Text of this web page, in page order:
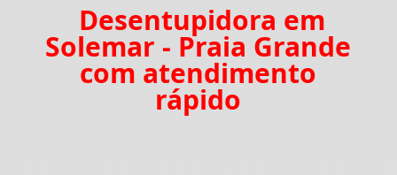
Desentupidora em
Solemar - Praia Grande
com atendimento
rápido